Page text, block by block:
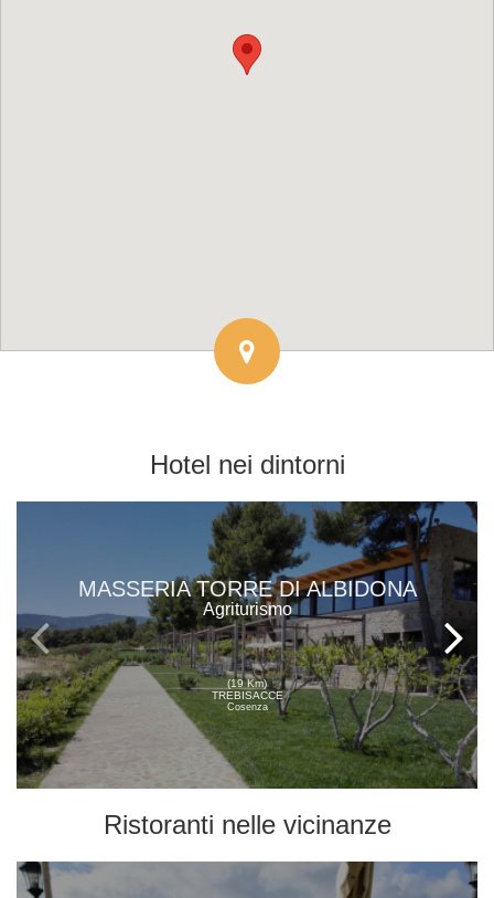
Hotel nei dintorni
MASSERIA TORRE DI ALBIDONA
Agriturismo
(19 Km)
TREBISACCE
Cosenza
Ristoranti nelle vicinanze